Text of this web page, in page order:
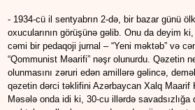
- 1934-cü il sentyabrın 2-də, bir bazar günü
oxucularının görüşünə gəlib. Onu da deyim
cəmi bir pedaqoji jurnal – “Yeni məktəb” və
“Qommunist Məarifi” nəşr olunurdu. Qəzetin
olunmasını zəruri edən amillərə gəlincə,
qəzetin dərci təklifini Azərbaycan Xalq Maarif
Məsələ onda idi ki, 30-cu illərdə savadsızlığa